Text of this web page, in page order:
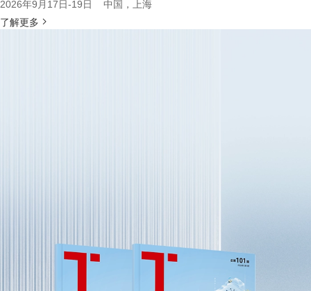
2026年9月17日-19日 中国，上海
了解更多